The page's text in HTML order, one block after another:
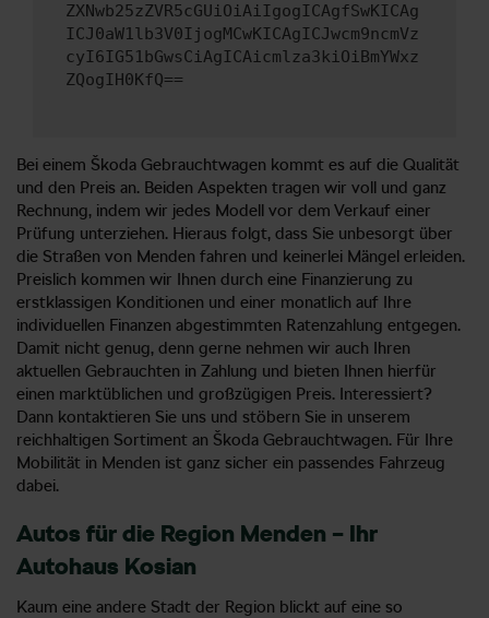
ZXNwb25zZVR5cGUiOiAiIgogICAgfSwKICAg
ICJ0aW1lb3V0IjogMCwKICAgICJwcm9ncmVz
cyI6IG51bGwsCiAgICAicmlza3kiOiBmYWxz
ZQogIH0KfQ==
Bei einem Škoda Gebrauchtwagen kommt es auf die Qualität
und den Preis an. Beiden Aspekten tragen wir voll und ganz
Rechnung, indem wir jedes Modell vor dem Verkauf einer
Prüfung unterziehen. Hieraus folgt, dass Sie unbesorgt über
die Straßen von Menden fahren und keinerlei Mängel erleiden.
Preislich kommen wir Ihnen durch eine Finanzierung zu
erstklassigen Konditionen und einer monatlich auf Ihre
individuellen Finanzen abgestimmten Ratenzahlung entgegen.
Damit nicht genug, denn gerne nehmen wir auch Ihren
aktuellen Gebrauchten in Zahlung und bieten Ihnen hierfür
einen marktüblichen und großzügigen Preis. Interessiert?
Dann kontaktieren Sie uns und stöbern Sie in unserem
reichhaltigen Sortiment an Škoda Gebrauchtwagen. Für Ihre
Mobilität in Menden ist ganz sicher ein passendes Fahrzeug
dabei.
Autos für die Region Menden – Ihr
Autohaus Kosian
Kaum eine andere Stadt der Region blickt auf eine so